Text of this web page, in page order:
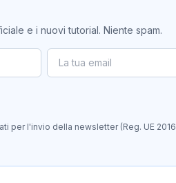
e i nuovi tutorial. Niente spam.
per l'invio della newsletter (Reg. UE